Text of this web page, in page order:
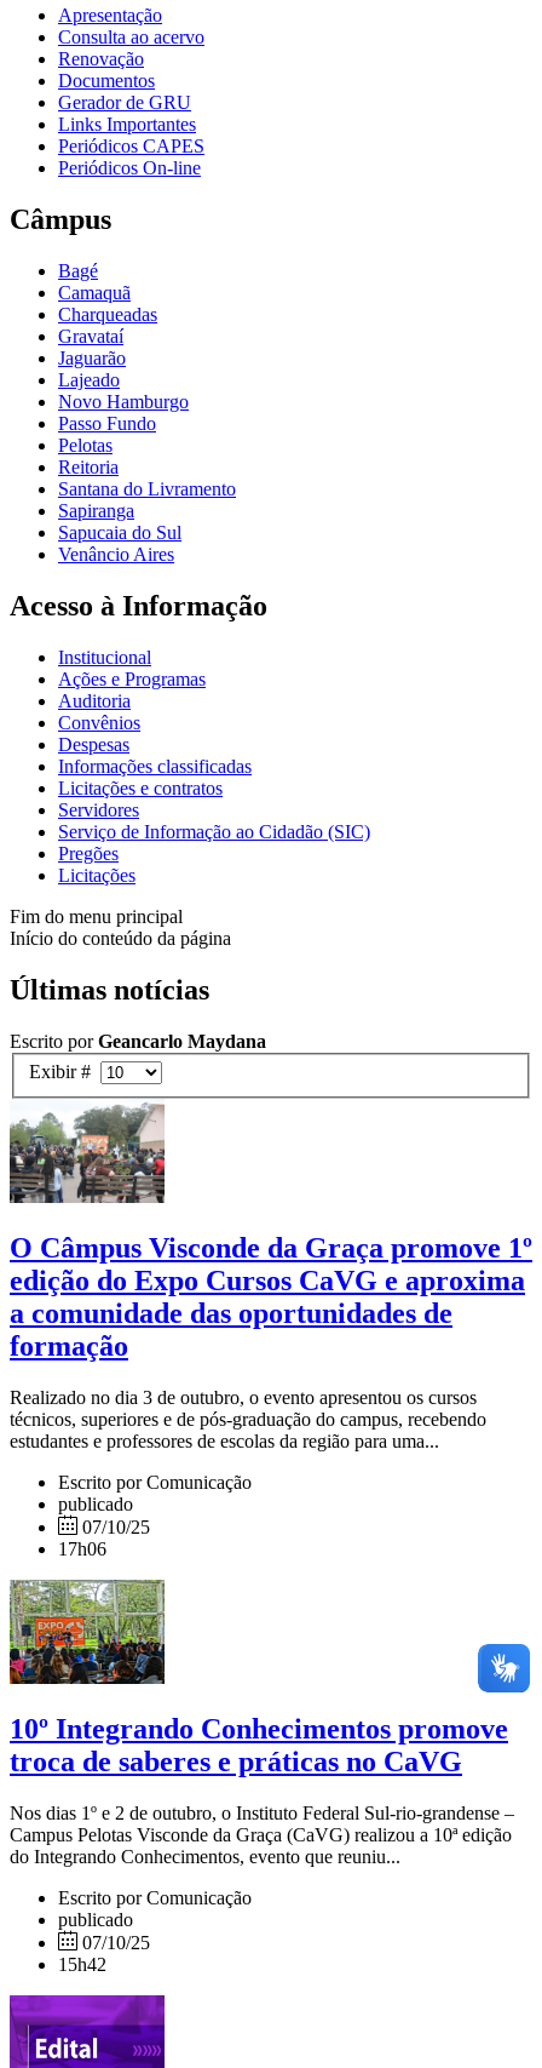
Apresentação
Consulta ao acervo
Renovação
Documentos
Gerador de GRU
Links Importantes
Periódicos CAPES
Periódicos On-line
Câmpus
Bagé
Camaquã
Charqueadas
Gravataí
Jaguarão
Lajeado
Novo Hamburgo
Passo Fundo
Pelotas
Reitoria
Santana do Livramento
Sapiranga
Sapucaia do Sul
Venâncio Aires
Acesso à Informação
Institucional
Ações e Programas
Auditoria
Convênios
Despesas
Informações classificadas
Licitações e contratos
Servidores
Serviço de Informação ao Cidadão (SIC)
Pregões
Licitações
Fim do menu principal
Início do conteúdo da página
Últimas notícias
Escrito porGeancarlo Maydana
Exibir #
O Câmpus Visconde da Graça promove 1º
edição do Expo Cursos CaVG e aproxima
a comunidade das oportunidades de
formação
Realizado no dia 3 de outubro, o evento apresentou os cursos
técnicos, superiores e de pós-graduação do campus, recebendo
estudantes e professores de escolas da região para uma...
Escrito por Comunicação
publicado
07/10/25
17h06
10º Integrando Conhecimentos promove
troca de saberes e práticas no CaVG
Nos dias 1º e 2 de outubro, o Instituto Federal Sul-rio-grandense –
Campus Pelotas Visconde da Graça (CaVG) realizou a 10ª edição
do Integrando Conhecimentos, evento que reuniu...
Escrito por Comunicação
publicado
07/10/25
15h42